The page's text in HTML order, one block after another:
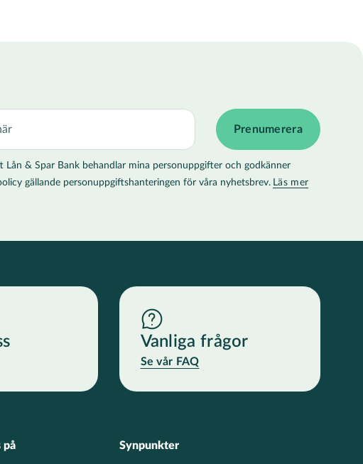
Lån & Spar Bank behandlar mina personuppgifter och godkänner
gällande personuppgiftshanteringen för våra nyhetsbrev. Läs mer
Vanliga frågor
Se vår FAQ
på Synpunkter